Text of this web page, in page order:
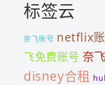
标签云
奈飞账号 netflix
飞免费账号 奈
disney合租